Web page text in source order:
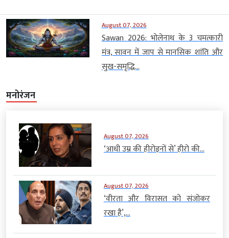
August 07, 2026
Sawan 2026: भोलेनाथ के 3 चमत्कारी
मंत्र, सावन में जाप से मानसिक शांति और
सुख-समृद्धि...
मनोरंजन
August 07, 2026
‘आधी उम्र की हीरोइनों से’ हीरो की...
August 07, 2026
‘वीरता और विरासत को संजोकर
रखा है’,...